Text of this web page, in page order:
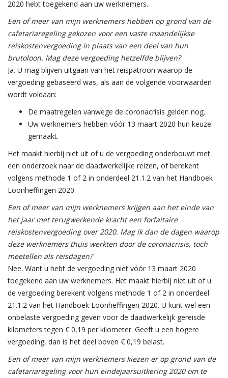
2020 hebt toegekend aan uw werknemers.
Een of meer van mijn werknemers hebben op grond van de
cafetariaregeling gekozen voor een vaste maandelijkse
reiskostenvergoeding in plaats van een deel van hun
brutoloon. Mag deze vergoeding hetzelfde blijven?
Ja. U mag blijven uitgaan van het reispatroon waarop de
vergoeding gebaseerd was, als aan de volgende voorwaarden
wordt voldaan:
De maatregelen vanwege de coronacrisis gelden nog.
Uw werknemers hebben vóór 13 maart 2020 hun keuze
gemaakt.
Het maakt hierbij niet uit of u de vergoeding onderbouwt met
een onderzoek naar de daadwerkelijke reizen, of berekent
volgens methode 1 of 2 in onderdeel 21.1.2 van het Handboek
Loonheffingen 2020.
Een of meer van mijn werknemers krijgen aan het einde van
het jaar met terugwerkende kracht een forfaitaire
reiskostenvergoeding over 2020. Mag ik dan de dagen waarop
deze werknemers thuis werkten door de coronacrisis, toch
meetellen als reisdagen?
Nee. Want u hebt de vergoeding niet vóór 13 maart 2020
toegekend aan uw werknemers. Het maakt hierbij niet uit of u
de vergoeding berekent volgens methode 1 of 2 in onderdeel
21.1.2 van het Handboek Loonheffingen 2020. U kunt wel een
onbelaste vergoeding geven voor de daadwerkelijk gereisde
kilometers tegen € 0,19 per kilometer. Geeft u een hogere
vergoeding, dan is het deel boven € 0,19 belast.
Een of meer van mijn werknemers kiezen er op grond van de
cafetariaregeling voor hun eindejaarsuitkering 2020 om te